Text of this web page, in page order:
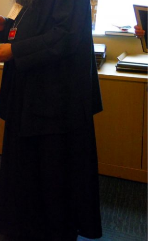
Η Εθελοντική Διακονία Ασθενών
πρεσβευτής εθελοντισμού